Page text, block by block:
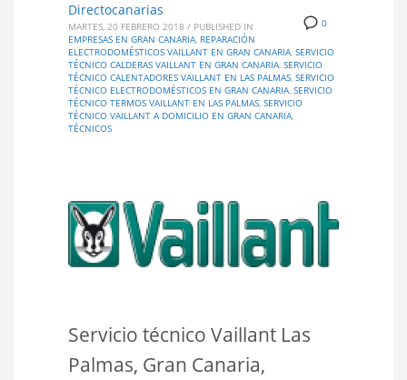
0
Directocanarias
MARTES, 20 FEBRERO 2018 / PUBLISHED IN
EMPRESAS EN GRAN CANARIA, REPARACIÓN
ELECTRODOMÉSTICOS VAILLANT EN GRAN CANARIA, SERVICIO
TÉCNICO CALDERAS VAILLANT EN GRAN CANARIA, SERVICIO
TÉCNICO CALENTADORES VAILLANT EN LAS PALMAS, SERVICIO
TÉCNICO ELECTRODOMÉSTICOS EN GRAN CANARIA, SERVICIO
TÉCNICO TERMOS VAILLANT EN LAS PALMAS, SERVICIO
TÉCNICO VAILLANT A DOMICILIO EN GRAN CANARIA,
TÉCNICOS
Servicio técnico Vaillant Las
Palmas, Gran Canaria,